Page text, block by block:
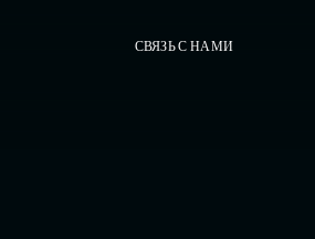
СВЯЗЬ С НАМИ